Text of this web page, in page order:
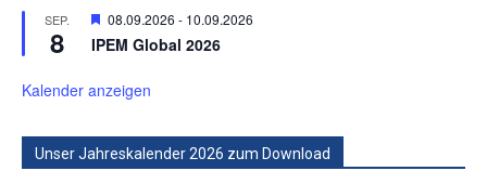
SEP.
8
Hervorgehoben
08.09.2026 - 10.09.2026
IPEM Global 2026
Kalender anzeigen
Unser Jahreskalender 2026 zum Download